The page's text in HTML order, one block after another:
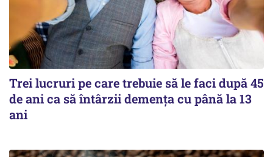
Trei lucruri pe care trebuie să le faci după 45
de ani ca să întârzii demența cu până la 13
ani